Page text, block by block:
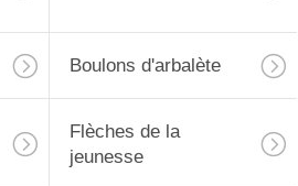
Boulons d'arbalète
Flèches de la
jeunesse